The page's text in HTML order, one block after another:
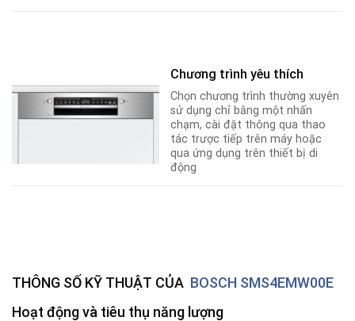
Chương trình yêu thích
Chọn chương trình thường xuyên
sử dụng chỉ bằng một nhấn
chạm, cài đặt thông qua thao
tác trược tiếp trên máy hoặc
qua ứng dụng trên thiết bị di
động
THÔNG SỐ KỸ THUẬT CỦA BOSCH SMS4EMW00E
Hoạt động và tiêu thụ năng lượng